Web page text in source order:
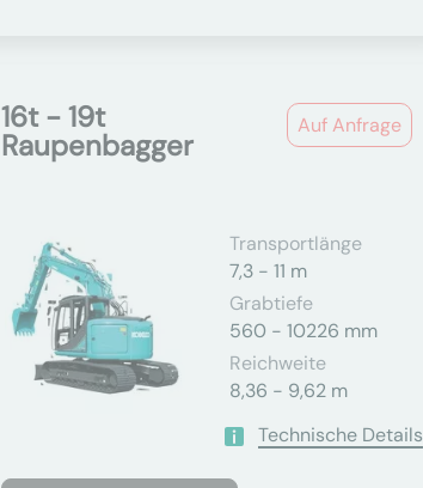
Auf Anfrage
16t - 19t
Raupenbagger
Transportlänge
7,3 - 11 m
Grabtiefe
560 - 10226 mm
Reichweite
8,36 - 9,62 m
Technische Details